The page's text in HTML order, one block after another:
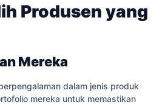
Produsen yang
Mereka
dalam jenis produk
mereka untuk memastikan